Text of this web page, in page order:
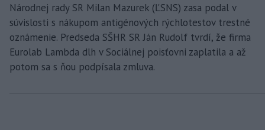
Národnej rady SR Milan Mazurek (ĽSNS) zasa podal v
súvislosti s nákupom antigénových rýchlotestov trestné
oznámenie. Predseda SŠHR SR Ján Rudolf tvrdí, že firma
Eurolab Lambda dlh v Sociálnej poisťovni zaplatila a až
potom sa s ňou podpísala zmluva.